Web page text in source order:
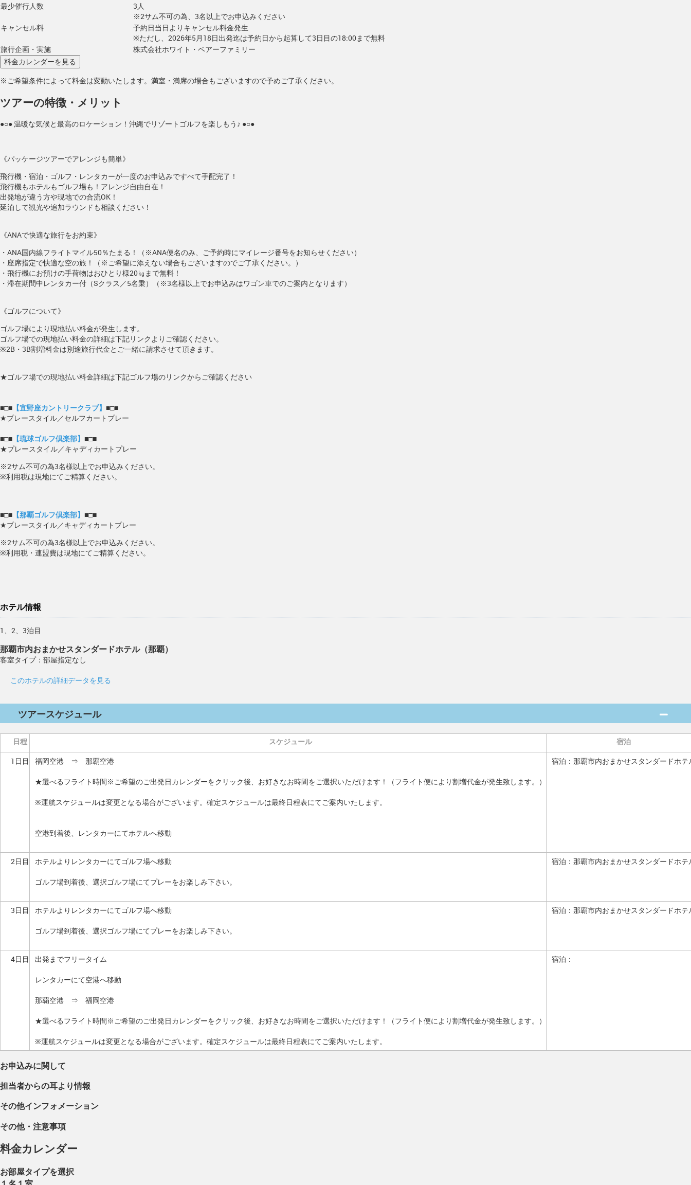
最少催行人数
3人
※2サム不可の為、3名以上でお申込みください
キャンセル料
予約日当日よりキャンセル料金発生
※ただし、2026年5月18日出発迄は予約日から起算して3日目の18:00まで無料
旅行企画・実施
株式会社ホワイト・ベアーファミリー
※ご希望条件によって料金は変動いたします。満室・満席の場合もございますので予めご了承ください。
ツアーの特徴・メリット
●○● 温暖な気候と最高のロケーション！沖縄でリゾートゴルフを楽しもう♪ ●○●
《パッケージツアーでアレンジも簡単》
飛行機・宿泊・ゴルフ・レンタカーが一度のお申込みですべて手配完了！
飛行機もホテルもゴルフ場も！アレンジ自由自在！
出発地が違う方や現地での合流OK！
延泊して観光や追加ラウンドも相談ください！
《ANAで快適な旅行をお約束》
・ANA国内線フライトマイル50％たまる！（※ANA便名のみ、ご予約時にマイレージ番号をお知らせください）
・座席指定で快適な空の旅！（※ご希望に添えない場合もございますのでご了承ください。）
・飛行機にお預けの手荷物はおひとり様20㎏まで無料！
・滞在期間中レンタカー付（Sクラス／5名乗）（※3名様以上でお申込みはワゴン車でのご案内となります）
《ゴルフについて》
ゴルフ場により現地払い料金が発生します。
ゴルフ場での現地払い料金の詳細は下記リンクよりご確認ください。
※2B・3B割増料金は別途旅行代金とご一緒に請求させて頂きます。
★ゴルフ場での現地払い料金詳細は下記ゴルフ場のリンクからご確認ください
■□■ 【宜野座カントリークラブ】 ■□■
★プレースタイル／セルフカートプレー
■□■ 【琉球ゴルフ倶楽部】 ■□■
★プレースタイル／キャディカートプレー
※2サム不可の為3名様以上でお申込みください。
※利用税は現地にてご精算ください。
■□■ 【那覇ゴルフ倶楽部】 ■□■
★プレースタイル／キャディカートプレー
※2サム不可の為3名様以上でお申込みください。
※利用税・連盟費は現地にてご精算ください。
ホテル情報
1、2、3泊目
那覇市内おまかせスタンダードホテル（那覇）
客室タイプ：部屋指定なし
このホテルの詳細データを見る
ツアースケジュール
日程 スケジュール
宿泊
1日目
福岡空港 ⇒ 那覇空港
★選べるフライト時間※ご希望のご出発日カレンダーをクリック後、お好きなお時間をご選択いただけます！（フライト便により割増代金が発生致します。）
※運航スケジュールは変更となる場合がございます。確定スケジュールは最終日程表にてご案内いたします。
空港到着後、レンタカーにてホテルへ移動
宿泊： 那覇市内おまかせスタンダードホテ
2日目 ホテルよりレンタカーにてゴルフ場へ移動
ゴルフ場到着後、選択ゴルフ場にてプレーをお楽しみ下さい。
宿泊： 那覇市内おまかせスタンダードホテ
3日目 ホテルよりレンタカーにてゴルフ場へ移動
ゴルフ場到着後、選択ゴルフ場にてプレーをお楽しみ下さい。
宿泊： 那覇市内おまかせスタンダードホテ
4日目 出発までフリータイム
レンタカーにて空港へ移動
那覇空港 ⇒ 福岡空港
★選べるフライト時間※ご希望のご出発日カレンダーをクリック後、お好きなお時間をご選択いただけます！（フライト便により割増代金が発生致します。）
※運航スケジュールは変更となる場合がございます。確定スケジュールは最終日程表にてご案内いたします。
宿泊：
お申込みに関して
担当者からの耳より情報
その他インフォメーション
その他・注意事項
料金カレンダー
お部屋タイプを選択